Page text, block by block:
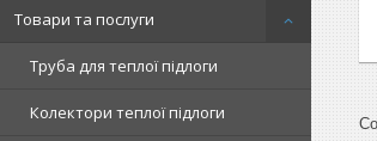
Товари та послуги
Труба для теплої підлоги
Колектори теплої підлоги